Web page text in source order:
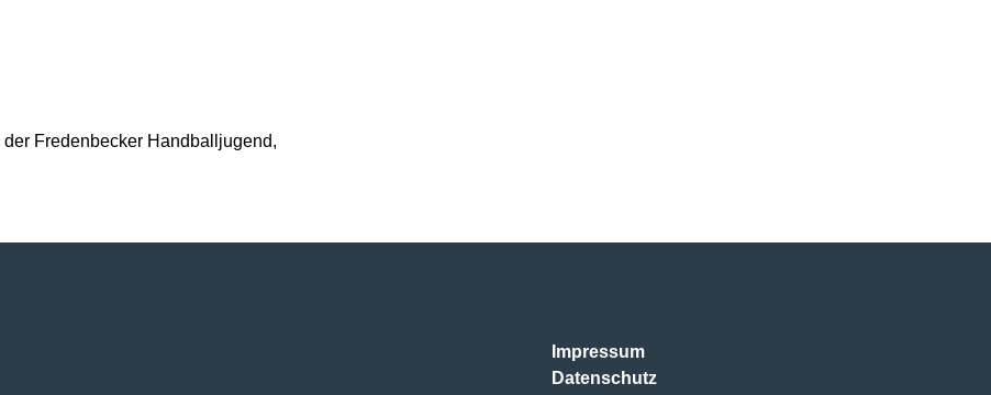
Fredenbecker Handballjugend,
Impressum
Datenschutz